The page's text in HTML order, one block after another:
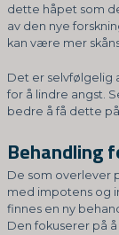
dette håpet som
av den nye
kan være mer
Det er selvfølgelig
for å lindre angst.
bedre å få dette
Behandling
De som overlever
med impotens og
finnes en ny
Den fokuserer på